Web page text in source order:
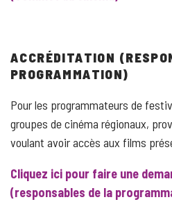
ACCRÉDITATION
PROGRAMMATION)
Pour les programmateurs de
groupes de cinéma régionaux,
voulant avoir accès aux films
Cliquez ici pour faire une
(responsables de la